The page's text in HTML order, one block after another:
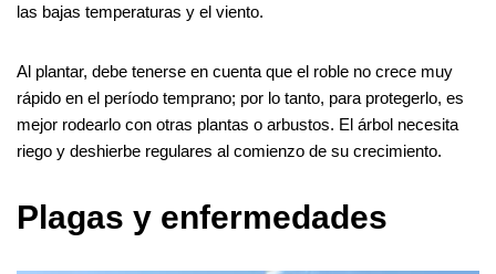
las bajas temperaturas y el viento.
Al plantar, debe tenerse en cuenta que el roble no crece muy
rápido en el período temprano; por lo tanto, para protegerlo, es
mejor rodearlo con otras plantas o arbustos. El árbol necesita
riego y deshierbe regulares al comienzo de su crecimiento.
Plagas y enfermedades